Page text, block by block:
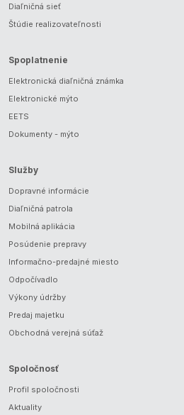
Diaľničná sieť
Štúdie realizovateľnosti
Spoplatnenie
Elektronická diaľničná známka
Elektronické mýto
EETS
Dokumenty - mýto
Služby
Dopravné informácie
Diaľničná patrola
Mobilná aplikácia
Posúdenie prepravy
Informačno-predajné miesto
Odpočívadlo
Výkony údržby
Predaj majetku
Obchodná verejná súťaž
Spoločnosť
Profil spoločnosti
Aktuality